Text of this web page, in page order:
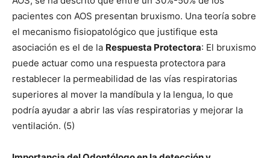
pacientes con AOS presentan bruxismo. Una teoría sobre
el mecanismo fisiopatológico que justifique esta
asociación es el de la Respuesta Protectora: El bruxismo
puede actuar como una respuesta protectora para
restablecer la permeabilidad de las vías respiratorias
superiores al mover la mandíbula y la lengua, lo que
podría ayudar a abrir las vías respiratorias y mejorar la
ventilación. (5)